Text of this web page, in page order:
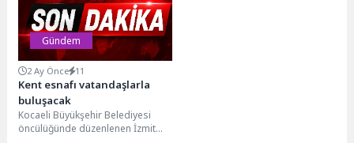
Gündem
2 Ay Önce 11
Kent esnafı vatandaşlarla
buluşacak
Kocaeli Büyükşehir Belediyesi
öncülüğünde düzenlenen İzmit